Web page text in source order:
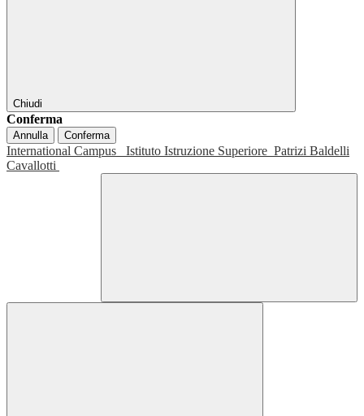
Chiudi
Conferma
Annulla Conferma
International Campus Istituto Istruzione Superiore Patrizi Baldelli
Cavallotti